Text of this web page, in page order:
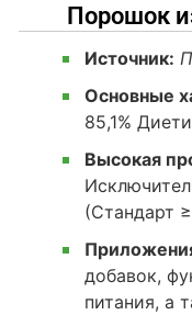
Порошок
Источник:
Основные
85,1%
Высокая
(Стандарт
добавок,
питания, а